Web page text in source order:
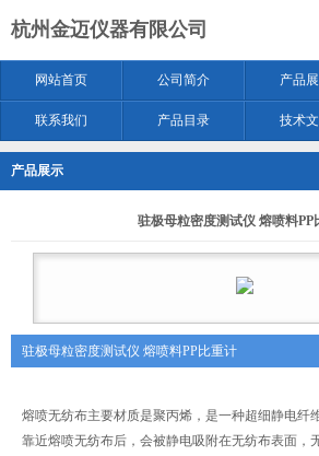
杭州金迈仪器有限公司
网站首页 公司简介 产品
联系我们 产品目录 技术
产品展示
驻极母粒密度测试仪 熔喷料PP
驻极母粒密度测试仪 熔喷料PP比重计
熔喷无纺布主要材质是聚丙烯，是一种超细静电纤
靠近熔喷无纺布后，会被静电吸附在无纺布表面，